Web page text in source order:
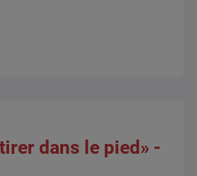
dans le pied» -